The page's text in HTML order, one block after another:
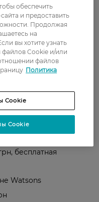
99 грн, бесплатно
бесплатная
Watsons
обеспечить
и предоставить
Продолжая
на
вы хотите узнать
Cookie и/или
файлов
Политика
Cookie
Cookie